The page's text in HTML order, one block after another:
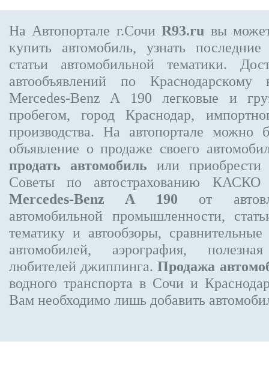
На Автопортале г.СочиR93.ru вы
купить автомобиль, узнать
статьи автомобильной тематики.
автообъявлений по
Mercedes-Benz A 190 легковые и
пробегом, город Краснодар,
производства. На автопортале можно
объявление о продаже своего
продать автомобиль или
Советы по автострахованию
Mercedes-Benz A 190 от
автомобильной промышленности,
тематику и автообзоры,
автомобилей, аэрография,
любителей джиппинга.Продажа
водного транспорта в Сочи и
Вам необходимо лишь добавить